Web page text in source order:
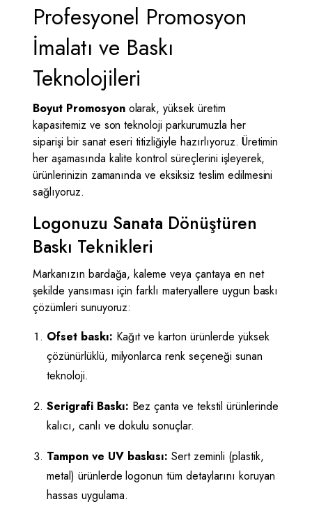
Profesyonel Promosyon
İmalatı ve Baskı
Teknolojileri
Boyut Promosyonolarak, yüksek üretim
kapasitemiz ve son teknoloji parkurumuzla her
siparişi bir sanat eseri titizliğiyle hazırlıyoruz. Üretimin
her aşamasında kalite kontrol süreçlerini işleyerek,
ürünlerinizin zamanında ve eksiksiz teslim edilmesini
sağlıyoruz.
Logonuzu Sanata Dönüştüren
Baskı Teknikleri
Markanızın bardağa, kaleme veya çantaya en net
şekilde yansıması için farklı materyallere uygun baskı
çözümleri sunuyoruz:
Ofset baskı: Kağıt ve karton ürünlerde yüksek
çözünürlüklü, milyonlarca renk seçeneği sunan
teknoloji.
Serigrafi Baskı: Bez çanta ve tekstil ürünlerinde
kalıcı, canlı ve dokulu sonuçlar.
Tampon ve UV baskısı: Sert zeminli (plastik,
metal) ürünlerde logonun tüm detaylarını koruyan
hassas uygulama.